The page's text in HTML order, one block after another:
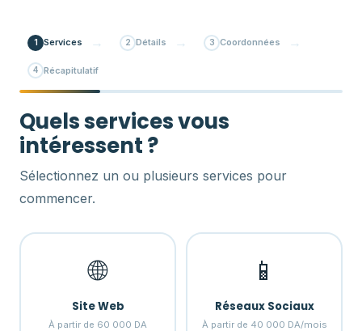
1 Services 2 Détails 3 Coordonnées
4 Récapitulatif
Quels services vous
intéressent ?
Sélectionnez un ou plusieurs services pour
commencer.
🌐
Site Web
À partir de 60 000 DA
📱
Réseaux Sociaux
À partir de 40 000 DA/mois